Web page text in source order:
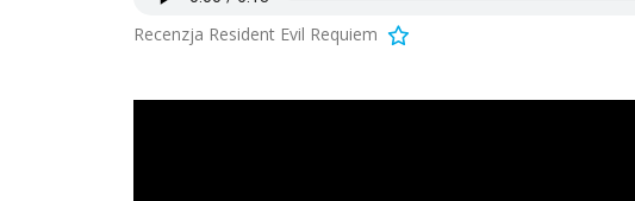
Recenzja Resident Evil Requiem